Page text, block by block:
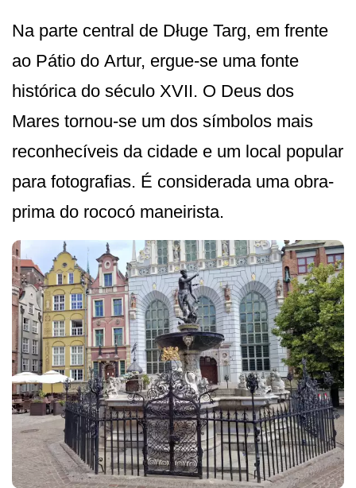
Na parte central de Długe Targ, em frente
ao Pátio do Artur, ergue-se uma fonte
histórica do século XVII. O Deus dos
Mares tornou-se um dos símbolos mais
reconhecíveis da cidade e um local popular
para fotografias. É considerada uma obra-
prima do rococó maneirista.